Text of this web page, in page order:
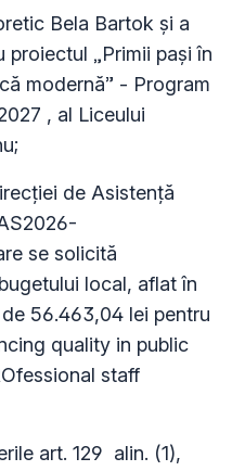
Bela Bartok și a
proiectul „Primii pași în
modernă” - Program
, al Liceului
de Asistență
se solicită
local, aflat în
de 56.463,04 lei pentru
quality in public
staff
art. 129 alin. (1),